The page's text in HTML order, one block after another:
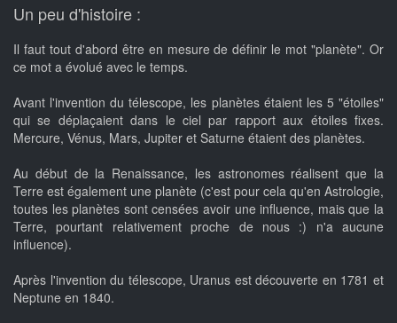
Un peu d'histoire :
Il faut tout d'abord être en mesure de définir le mot "planète". Or
ce mot a évolué avec le temps.
Avant l'invention du télescope, les planètes étaient les 5 "étoiles"
qui se déplaçaient dans le ciel par rapport aux étoiles fixes.
Mercure, Vénus, Mars, Jupiter et Saturne étaient des planètes.
Au début de la Renaissance, les astronomes réalisent que la
Terre est également une planète (c'est pour cela qu'en Astrologie,
toutes les planètes sont censées avoir une influence, mais que la
Terre, pourtant relativement proche de nous :) n'a aucune
influence).
Après l'invention du télescope, Uranus est découverte en 1781 et
Neptune en 1840.